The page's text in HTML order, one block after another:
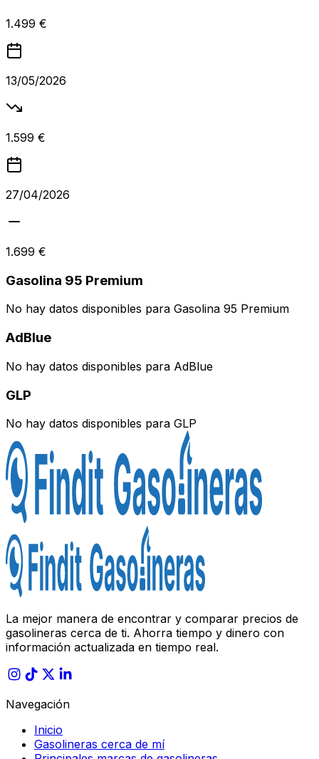
1.499 €
13/05/2026
1.599 €
27/04/2026
1.699 €
Gasolina 95 Premium
No hay datos disponibles para Gasolina 95 Premium
AdBlue
No hay datos disponibles para AdBlue
GLP
No hay datos disponibles para GLP
La mejor manera de encontrar y comparar precios de
gasolineras cerca de ti. Ahorra tiempo y dinero con
información actualizada en tiempo real.
Navegación
Inicio
Gasolineras cerca de mí